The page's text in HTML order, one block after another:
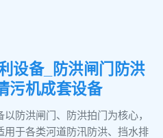
设备_防洪闸门防洪
污机成套设备
防洪闸门、防洪拍门为核心，
用于各类河道防汛防洪、挡水排